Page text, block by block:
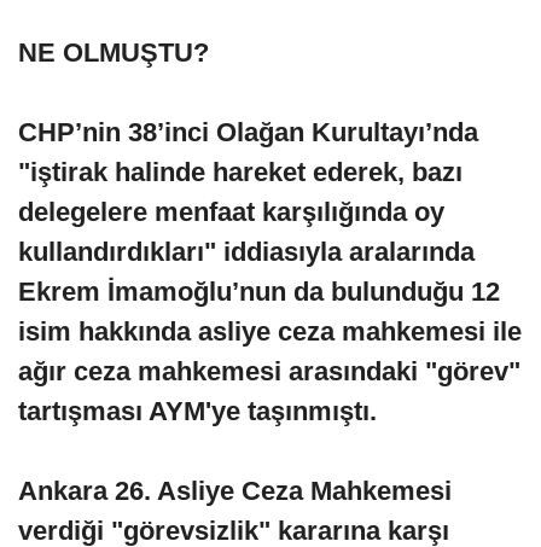
NE OLMUŞTU?
CHP’nin 38’inci Olağan Kurultayı’nda
"iştirak halinde hareket ederek, bazı
delegelere menfaat karşılığında oy
kullandırdıkları" iddiasıyla aralarında
Ekrem İmamoğlu’nun da bulunduğu 12
isim hakkında asliye ceza mahkemesi ile
ağır ceza mahkemesi arasındaki "görev"
tartışması AYM'ye taşınmıştı.
Ankara 26. Asliye Ceza Mahkemesi
verdiği "görevsizlik" kararına karşı